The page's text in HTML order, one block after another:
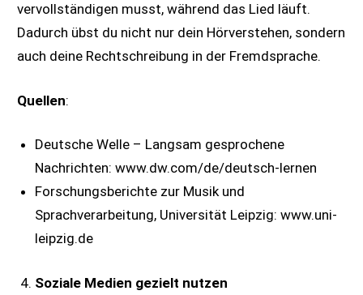
vervollständigen musst, während das Lied läuft.
Dadurch übst du nicht nur dein Hörverstehen, sondern
auch deine Rechtschreibung in der Fremdsprache.
Quellen:
Deutsche Welle – Langsam gesprochene
Nachrichten: www.dw.com/de/deutsch-lernen
Forschungsberichte zur Musik und
Sprachverarbeitung, Universität Leipzig: www.uni-
leipzig.de
Soziale Medien gezielt nutzen